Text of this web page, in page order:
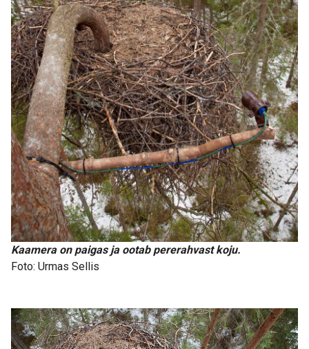
Kaamera on paigas ja ootab pererahvast koju.
Foto: Urmas Sellis